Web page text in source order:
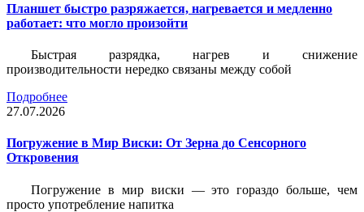
Планшет быстро разряжается, нагревается и медленно
работает: что могло произойти
Быстрая разрядка, нагрев и снижение
производительности нередко связаны между собой
Подробнее
27.07.2026
Погружение в Мир Виски: От Зерна до Сенсорного
Откровения
Погружение в мир виски — это гораздо больше, чем
просто употребление напитка